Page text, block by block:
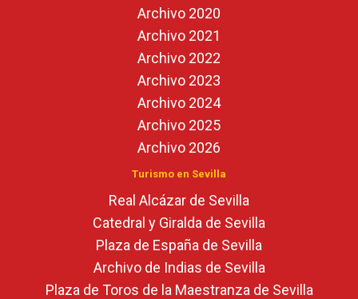
Archivo 2020
Archivo 2021
Archivo 2022
Archivo 2023
Archivo 2024
Archivo 2025
Archivo 2026
Turismo en Sevilla
Real Alcázar de Sevilla
Catedral y Giralda de Sevilla
Plaza de España de Sevilla
Archivo de Indias de Sevilla
Plaza de Toros de la Maestranza de Sevilla